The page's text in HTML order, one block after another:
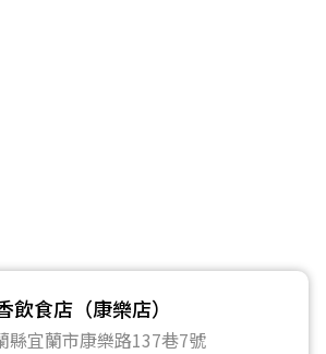
飲食店（康樂店）
縣宜蘭市康樂路137巷7號